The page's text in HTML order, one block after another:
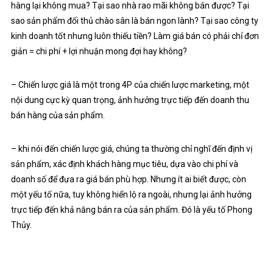
hàng lại không mua? Tại sao nhà rao mãi không bán được? Tại
sao sản phẩm đối thủ chào sân là bán ngon lành? Tại sao công ty
kinh doanh tốt nhưng luôn thiếu tiền? Làm giá bán có phải chỉ đơn
giản = chi phí + lợi nhuận mong đợi hay không?
– Chiến lược giá là một trong 4P của chiến lược marketing, một
nội dung cực kỳ quan trọng, ảnh hưởng trực tiếp đến doanh thu
bán hàng của sản phẩm.
– khi nói đến chiến lược giá, chúng ta thường chỉ nghĩ đến định vị
sản phẩm, xác định khách hàng mục tiêu, dựa vào chi phí và
doanh số để đưa ra giá bán phù hợp. Nhưng ít ai biết được, còn
một yếu tố nữa, tuy không hiển lộ ra ngoài, nhưng lại ảnh hưởng
trực tiếp đến khả năng bán ra của sản phẩm. Đó là yếu tố Phong
Thủy.